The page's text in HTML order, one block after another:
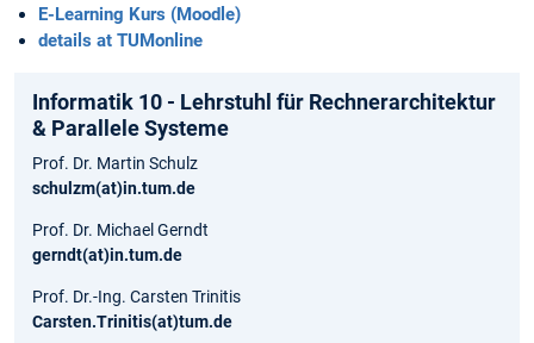
E-Learning Kurs (Moodle)
details at TUMonline
Informatik 10 - Lehrstuhl für Rechnerarchitektur
& Parallele Systeme
Prof. Dr. Martin Schulz
schulzm(at)in.tum.de
Prof. Dr. Michael Gerndt
gerndt(at)in.tum.de
Prof. Dr.-Ing. Carsten Trinitis
Carsten.Trinitis(at)tum.de